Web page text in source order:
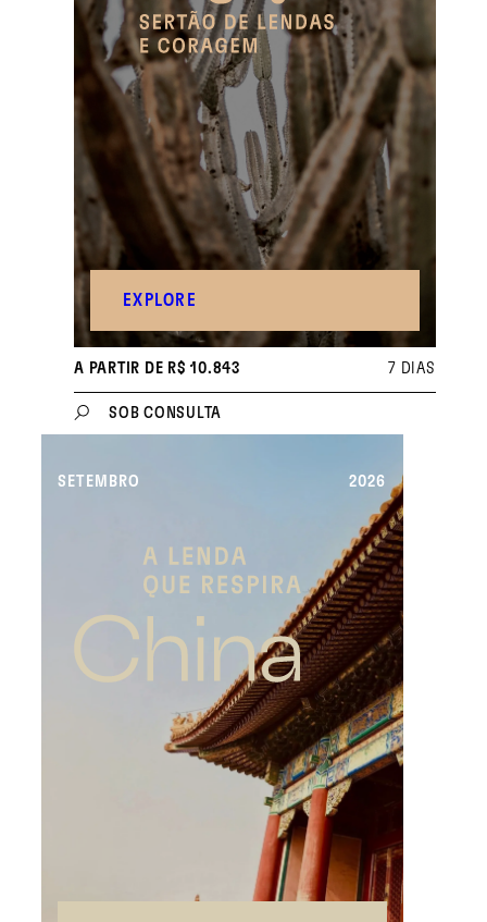
A PARTIR DE R$ 10.843 7 DIAS
EXPLORE
SOB CONSULTA
SETEMBRO 2026